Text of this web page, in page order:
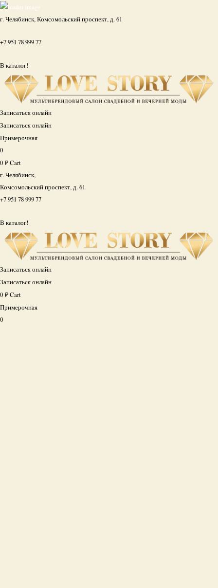
г. Челябинск, Комсомольский проспект, д. 61
+7 951 78 999 77
В каталог!
Записаться онлайн
Записаться онлайн
Примерочная
0
0 ₽Cart
г. Челябинск,
Комсомольский проспект, д. 61
+7 951 78 999 77
В каталог!
Записаться онлайн
Записаться онлайн
0 ₽Cart
Примерочная
0